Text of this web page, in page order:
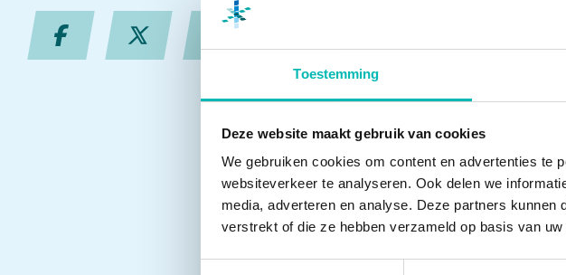
Toestemming
Deze website maakt gebruik van cookies
We gebruiken cookies om content en advertenties te
websiteverkeer te analyseren. Ook delen we
media, adverteren en analyse. Deze partners
verstrekt of die ze hebben verzameld op basis van